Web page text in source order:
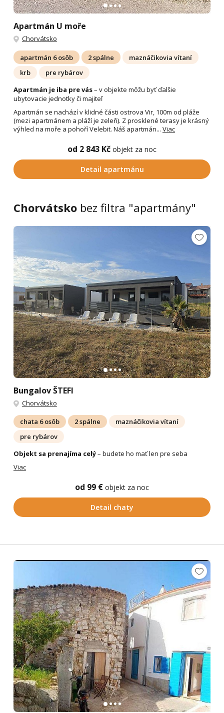
Apartmán U moře
Chorvátsko
apartmán 6 osôb 2 spálne
maznáčikovia vítaní
krb
pre rybárov
Apartmán je iba pre vás– v objekte môžu byť ďalšie
ubytovacie jednotky či majiteľ
Apartmán se nachází v klidné části ostrova Vir, 100m od pláže
(mezi apartmánem a pláží je zeleň). Z prosklené terasy je krásný
výhled na moře a pohoří Velebit. Náš apartmán... Viac
od 2 843 Kč objekt za noc
Detail apartmánu
Chorvátsko bez filtra "apartmány"
Bungalov ŠTEFI
Chorvátsko
chata 6 osôb 2 spálne
maznáčikovia vítaní
pre rybárov
Objekt sa prenajíma celý– budete ho mať len pre seba
Viac
od 99 € objekt za noc
Detail chaty